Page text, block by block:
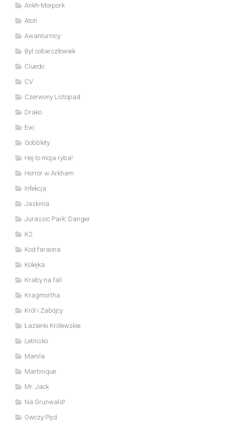
Ankh-Morpork
Aton
Awanturnicy
Był sobie człowiek
Cluedo
CV
Czerwony Listopad
Drako
Evo
Gobblety
Hej to moja ryba!
Horror w Arkham
Infekcja
Jaskinia
Jurassic Park: Danger
K2
Kod faraona
Kolejka
Kraby na fali
Kragmortha
Król i Zabójcy
Łazienki Królewskie
Letnisko
Manila
Martinique
Mr. Jack
Na Grunwald!
Owczy Pęd